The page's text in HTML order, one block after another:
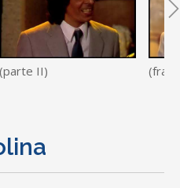
(parte II)